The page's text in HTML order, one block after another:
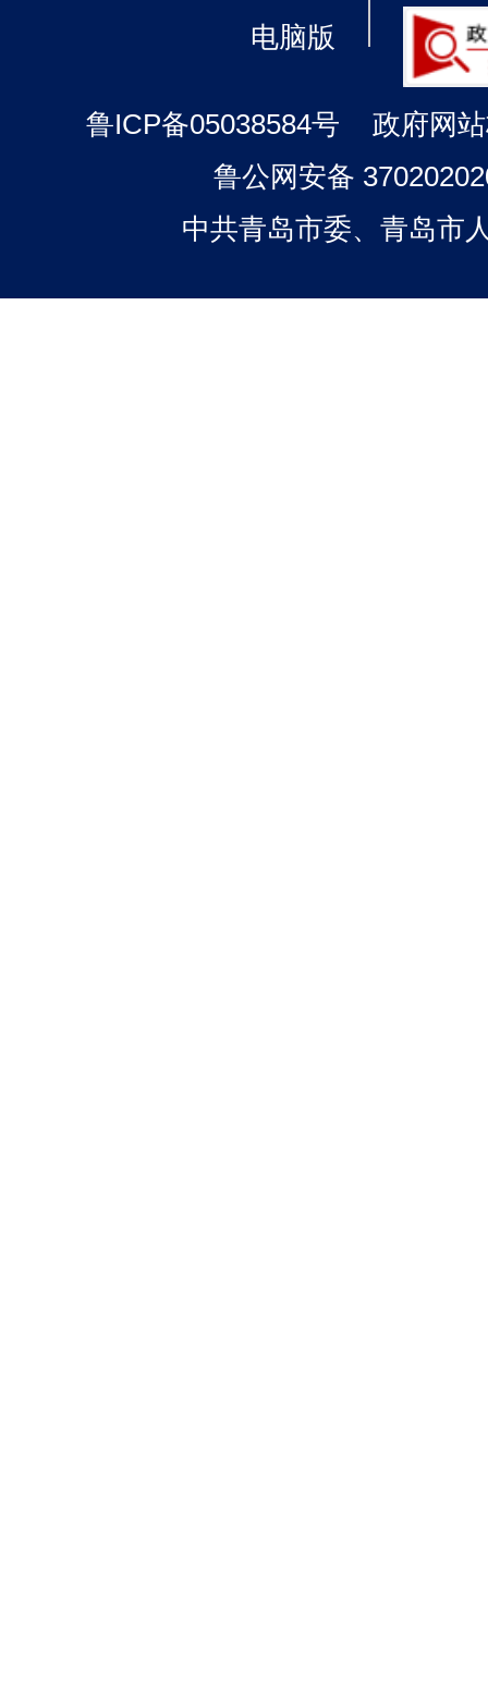
电脑版
鲁ICP备05038584号
政府网
鲁公网安备
中共青岛市委、青岛市